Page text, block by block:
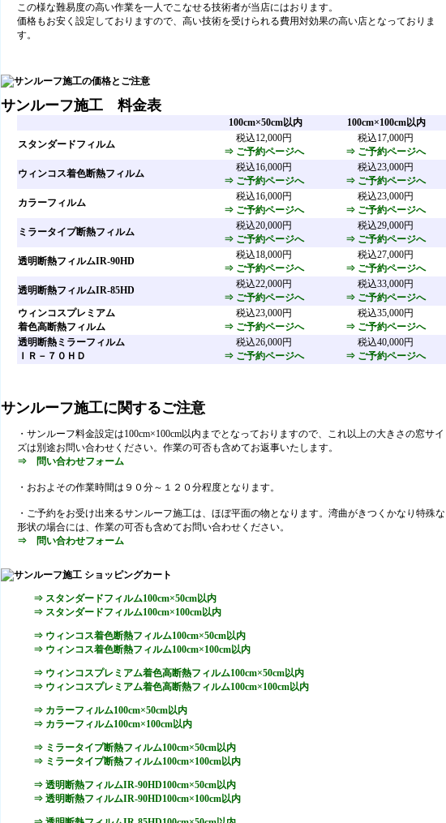
この様な難易度の高い作業を一人でこなせる技術者が当店にはおります。
価格もお安く設定しておりますので、高い技術を受けられる費用対効果の高い店となっておりま
す。
サンルーフ施工 料金表
100cm×50cm以内
100cm×100cm以内
スタンダードフィルム
税込12,000円
⇒ ご予約ページへ
税込17,000円
⇒ ご予約ページへ
ウィンコス着色断熱フィルム
税込16,000円
⇒ ご予約ページへ
税込23,000円
⇒ ご予約ページへ
カラーフィルム
税込16,000円
⇒ ご予約ページへ
税込23,000円
⇒ ご予約ページへ
ミラータイプ断熱フィルム
税込20,000円
⇒ ご予約ページへ
税込29,000円
⇒ ご予約ページへ
透明断熱フィルムIR-90HD
税込18,000円
⇒ ご予約ページへ
税込27,000円
⇒ ご予約ページへ
透明断熱フィルムIR-85HD
税込22,000円
⇒ ご予約ページへ
税込33,000円
⇒ ご予約ページへ
ウィンコスプレミアム
着色高断熱フィルム
税込23,000円
⇒ ご予約ページへ
税込35,000円
⇒ ご予約ページへ
透明断熱ミラーフィルム
ＩＲ－７０ＨＤ
税込26,000円
⇒ ご予約ページへ
税込40,000円
⇒ ご予約ページへ
サンルーフ施工に関するご注意
・サンルーフ料金設定は100cm×100cm以内までとなっておりますので、これ以上の大きさの窓サイ
ズは別途お問い合わせください。作業の可否も含めてお返事いたします。
⇒ 問い合わせフォーム
・おおよその作業時間は９０分～１２０分程度となります。
・ご予約をお受け出来るサンルーフ施工は、ほぼ平面の物となります。湾曲がきつくかなり特殊な
形状の場合には、作業の可否も含めてお問い合わせください。
⇒ 問い合わせフォーム
⇒ スタンダードフィルム100cm×50cm以内
⇒ スタンダードフィルム100cm×100cm以内
⇒ ウィンコス着色断熱フィルム100cm×50cm以内
⇒ ウィンコス着色断熱フィルム100cm×100cm以内
⇒ ウィンコスプレミアム着色高断熱フィルム100cm×50cm以内
⇒ ウィンコスプレミアム着色高断熱フィルム100cm×100cm以内
⇒ カラーフィルム100cm×50cm以内
⇒ カラーフィルム100cm×100cm以内
⇒ ミラータイプ断熱フィルム100cm×50cm以内
⇒ ミラータイプ断熱フィルム100cm×100cm以内
⇒ 透明断熱フィルムIR-90HD100cm×50cm以内
⇒ 透明断熱フィルムIR-90HD100cm×100cm以内